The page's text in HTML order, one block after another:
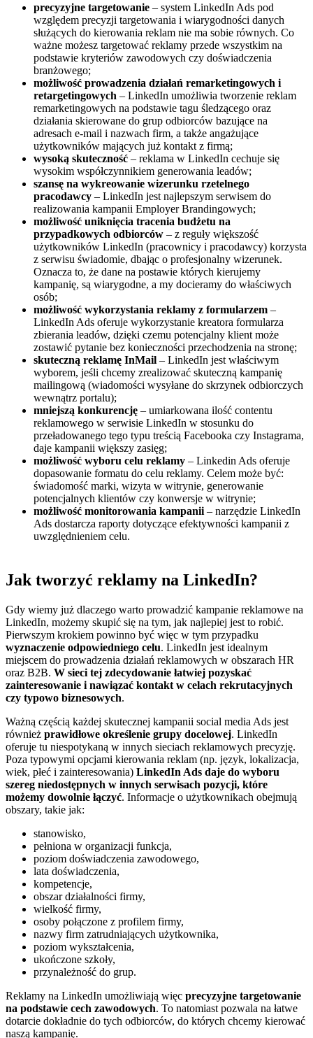
precyzyjne targetowanie – system LinkedIn Ads pod
względem precyzji targetowania i wiarygodności danych
służących do kierowania reklam nie ma sobie równych. Co
ważne możesz targetować reklamy przede wszystkim na
podstawie kryteriów zawodowych czy doświadczenia
branżowego;
możliwość prowadzenia działań remarketingowych i
retargetingowych – LinkedIn umożliwia tworzenie reklam
remarketingowych na podstawie tagu śledzącego oraz
działania skierowane do grup odbiorców bazujące na
adresach e-mail i nazwach firm, a także angażujące
użytkowników mających już kontakt z firmą;
wysoką skuteczność – reklama w LinkedIn cechuje się
wysokim współczynnikiem generowania leadów;
szansę na wykreowanie wizerunku rzetelnego
pracodawcy – LinkedIn jest najlepszym serwisem do
realizowania kampanii Employer Brandingowych;
możliwość uniknięcia tracenia budżetu na
przypadkowych odbiorców – z reguły większość
użytkowników LinkedIn (pracownicy i pracodawcy) korzysta
z serwisu świadomie, dbając o profesjonalny wizerunek.
Oznacza to, że dane na postawie których kierujemy
kampanię, są wiarygodne, a my docieramy do właściwych
osób;
możliwość wykorzystania reklamy z formularzem –
LinkedIn Ads oferuje wykorzystanie kreatora formularza
zbierania leadów, dzięki czemu potencjalny klient może
zostawić pytanie bez konieczności przechodzenia na stronę;
skuteczną reklamę InMail – LinkedIn jest właściwym
wyborem, jeśli chcemy zrealizować skuteczną kampanię
mailingową (wiadomości wysyłane do skrzynek odbiorczych
wewnątrz portalu);
mniejszą konkurencję – umiarkowana ilość contentu
reklamowego w serwisie LinkedIn w stosunku do
przeładowanego tego typu treścią Facebooka czy Instagrama,
daje kampanii większy zasięg;
możliwość wyboru celu reklamy – Linkedin Ads oferuje
dopasowanie formatu do celu reklamy. Celem może być:
świadomość marki, wizyta w witrynie, generowanie
potencjalnych klientów czy konwersje w witrynie;
możliwość monitorowania kampanii – narzędzie LinkedIn
Ads dostarcza raporty dotyczące efektywności kampanii z
uwzględnieniem celu.
Jak tworzyć reklamy na LinkedIn?
Gdy wiemy już dlaczego warto prowadzić kampanie reklamowe na
LinkedIn, możemy skupić się na tym, jak najlepiej jest to robić.
Pierwszym krokiem powinno być więc w tym przypadku
wyznaczenie odpowiedniego celu. LinkedIn jest idealnym
miejscem do prowadzenia działań reklamowych w obszarach HR
oraz B2B. W sieci tej zdecydowanie łatwiej pozyskać
zainteresowanie i nawiązać kontakt w celach rekrutacyjnych
czy typowo biznesowych.
Ważną częścią każdej skutecznej kampanii social media Ads jest
również prawidłowe określenie grupy docelowej. LinkedIn
oferuje tu niespotykaną w innych sieciach reklamowych precyzję.
Poza typowymi opcjami kierowania reklam (np. język, lokalizacja,
wiek, płeć i zainteresowania) LinkedIn Ads daje do wyboru
szereg niedostępnych w innych serwisach pozycji, które
możemy dowolnie łączyć. Informacje o użytkownikach obejmują
obszary, takie jak:
stanowisko,
pełniona w organizacji funkcja,
poziom doświadczenia zawodowego,
lata doświadczenia,
kompetencje,
obszar działalności firmy,
wielkość firmy,
osoby połączone z profilem firmy,
nazwy firm zatrudniających użytkownika,
poziom wykształcenia,
ukończone szkoły,
przynależność do grup.
Reklamy na LinkedIn umożliwiają więc precyzyjne targetowanie
na podstawie cech zawodowych. To natomiast pozwala na łatwe
dotarcie dokładnie do tych odbiorców, do których chcemy kierować
naszą kampanię.